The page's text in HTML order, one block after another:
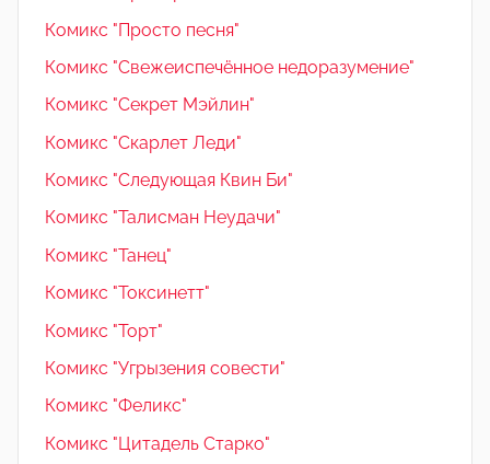
Комикс "Просто песня"
Комикс "Свежеиспечённое недоразумение"
Комикс "Секрет Мэйлин"
Комикс "Скарлет Леди"
Комикс "Следующая Квин Би"
Комикс "Талисман Неудачи"
Комикс "Танец"
Комикс "Токсинетт"
Комикс "Торт"
Комикс "Угрызения совести"
Комикс "Феликс"
Комикс "Цитадель Старко"